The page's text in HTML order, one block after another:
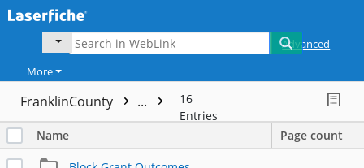
Advanced
More
FranklinCounty ...
16
Entries
Name
Page count